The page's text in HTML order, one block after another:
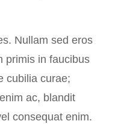
Nullam sed eros
primis in faucibus
cubilia curae;
ac, blandit
consequat enim.